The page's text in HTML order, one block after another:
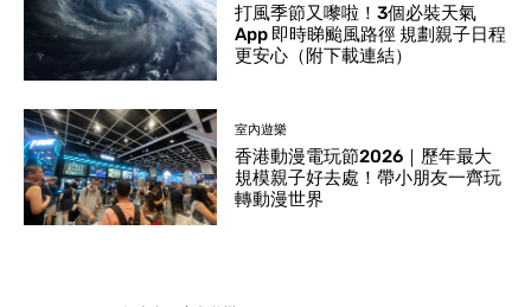
打風季節又嚟啦！3個必裝天氣
App 即時睇颱風路徑 規劃親子日程
更安心（附下載連結）
室內遊樂
香港動漫電玩節2026｜歷年最大
規模親子好去處！帶小朋友一齊玩
轉動漫世界